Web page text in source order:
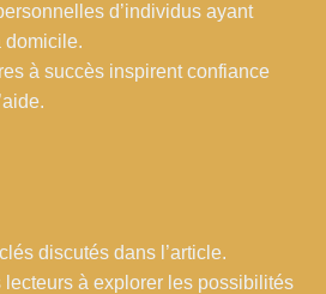
d’individus ayant
domicile.
à succès inspirent confiance
discutés dans l’article.
lecteurs à explorer les possibilités